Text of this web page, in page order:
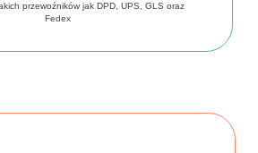
przewoźników jak DPD, UPS, GLS oraz
Fedex